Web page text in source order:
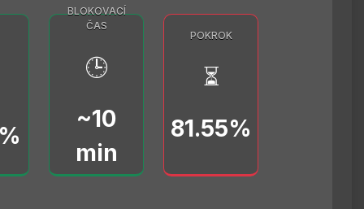
BLOKOVACÍ
ČAS
🕒
~10
min
POKROK
⏳
81.55%